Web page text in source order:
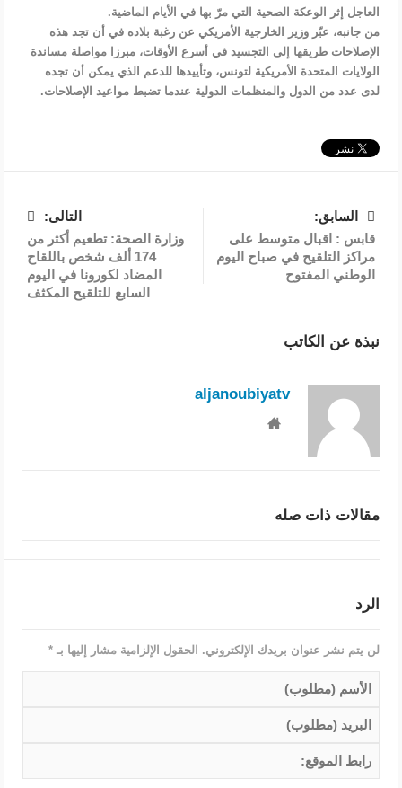
العاجل إثر الوعكة الصحية التي مرّ بها في الأيام الماضية.
من جانبه، عبّر وزير الخارجية الأمريكي عن رغبة بلاده في أن تجد هذه
الإصلاحات طريقها إلى التجسيد في أسرع الأوقات، مبرزا مواصلة مساندة
الولايات المتحدة الأمريكية لتونس، وتأييدها للدعم الذي يمكن أن تجده
لدى عدد من الدول والمنظمات الدولية عندما تضبط مواعيد الإصلاحات.
السابق:
قابس : اقبال متوسط على
مراكز التلقيح في صباح اليوم
الوطني المفتوح
التالى:
وزارة الصحة: تطعيم أكثر من
174 ألف شخص باللقاح
المضاد لكورونا في اليوم
السابع للتلقيح المكثف
نبذة عن الكاتب
aljanoubiyatv
مقالات ذات صله
الرد
لن يتم نشر عنوان بريدك الإلكتروني. الحقول الإلزامية مشار إليها بـ*